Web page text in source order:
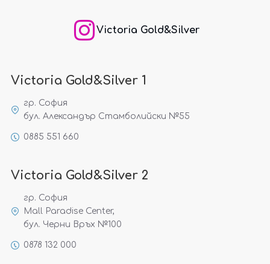
Victoria Gold&Silver
Victoria Gold&Silver 1
гр. София
бул. Александър Стамболийски №55
0885 551 660
Victoria Gold&Silver 2
гр. София
Mall Paradise Center,
бул. Черни Връх №100
0878 132 000